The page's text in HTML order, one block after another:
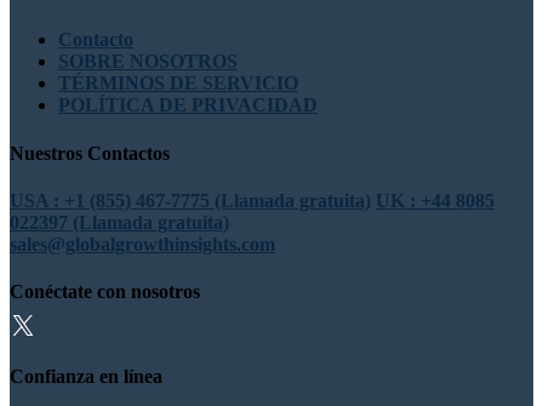
Contacto
SOBRE NOSOTROS
TÉRMINOS DE SERVICIO
POLÍTICA DE PRIVACIDAD
Nuestros Contactos
USA : +1 (855) 467-7775 (Llamada gratuita) UK : +44 8085
022397 (Llamada gratuita)
sales@globalgrowthinsights.com
Conéctate con nosotros
Confianza en línea